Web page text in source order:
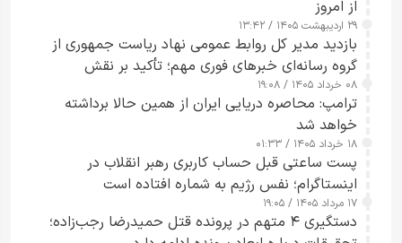
از امروز
۲۹ اردیبهشت ۱۴۰۵ / ۱۳:۴۲
بازدید مدیر کل روابط عمومی نهاد ریاست جمهوری از
گروه رسانه‌ای خبرهای فوری مهم؛ تأکید بر نقش
رسانه‌های هوشمند و مسئول در ارتقای آگاهی عمومی
۰۸ خرداد ۱۴۰۵ / ۱۹:۰۸
ترامپ: محاصره دریایی ایران از همین حالا برداشته
خواهد شد
۱۸ خرداد ۱۴۰۵ / ۰۱:۳۳
پست ساعتی قبل حساب کاربری رهبر انقلاب در
اینستاگرام؛ نفس رژیم به شماره افتاده است​
۱۷ مرداد ۱۴۰۵ / ۱۹:۰۵
دستگیری ۴ متهم در پرونده قتل حمیدرضا رجب‌زاده؛